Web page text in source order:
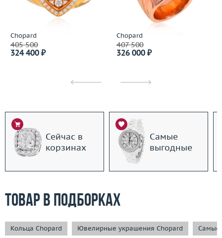
Chopard
405 500
324 400 ₽
Chopard
407 500
326 000 ₽
Сейчас в
корзинах
Самые
выгодные
Товар в подборках
Кольца Chopard Ювелирные украшения Chopard Самые